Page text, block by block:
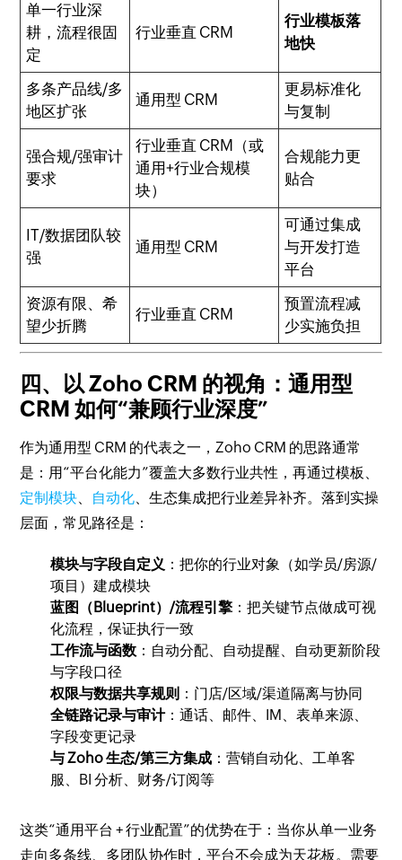
单一行业深
耕，流程很固
定
行业垂直 CRM
行业模板落
地快
多条产品线/多
地区扩张
通用型 CRM
更易标准化
与复制
强合规/强审计
要求
行业垂直 CRM（或
通用+行业合规模
块）
合规能力更
贴合
IT/数据团队较
强
通用型 CRM
可通过集成
与开发打造
平台
资源有限、希
望少折腾
行业垂直 CRM
预置流程减
少实施负担
四、以 Zoho CRM 的视角：通用型
CRM 如何“兼顾行业深度”
作为通用型 CRM 的代表之一，Zoho CRM 的思路通常
是：用“平台化能力”覆盖大多数行业共性，再通过模板、
定制模块
自动化 、生态集成把行业差异补齐。落到实操
层面，常见路径是：
模块与字段自定义 ：把你的行业对象（如学员/房源/
项目）建成模块
蓝图（Blueprint）/流程引擎 ：把关键节点做成可视
化流程，保证执行一致
工作流与函数 ：自动分配、自动提醒、自动更新阶段
与字段口径
权限与数据共享规则 ：门店/区域/渠道隔离与协同
全链路记录与审计：通话、邮件、IM、表单来源、
字段变更记录
与 Zoho 生态/第三方集成 ：营销自动化、工单客
服、BI 分析、财务/订阅等
这类“通用平台 + 行业配置”的优势在于：当你从单一业务
走向多条线、多团队协作时，平台不会成为天花板。需要